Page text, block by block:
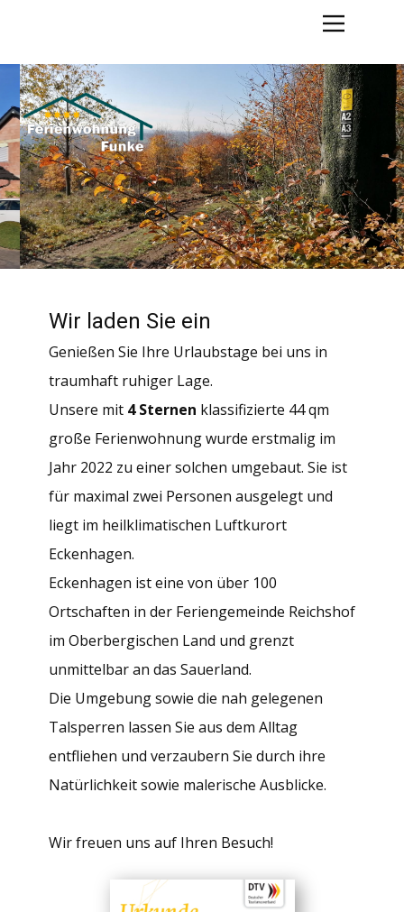
Home
Ausstattung
Preise – Belegung – Buchen
Anfahrt
Kontakt
Ferienland Reichshof
Impressum
Wir laden Sie ein
Genießen Sie Ihre Urlaubstage bei uns in
traumhaft ruhiger Lage.
Unsere mit 4 Sternen klassifizierte 44 qm
große Ferienwohnung wurde erstmalig im
Jahr 2022 zu einer solchen umgebaut. Sie ist
für maximal zwei Personen ausgelegt und
liegt im heilklimatischen Luftkurort
Eckenhagen.
Eckenhagen ist eine von über 100
Ortschaften in der Feriengemeinde Reichshof
im Oberbergischen Land und grenzt
unmittelbar an das Sauerland.
Die Umgebung sowie die nah gelegenen
Talsperren lassen Sie aus dem Alltag
entfliehen und verzaubern Sie durch ihre
Natürlichkeit sowie malerische Ausblicke.
Wir freuen uns auf Ihren Besuch!